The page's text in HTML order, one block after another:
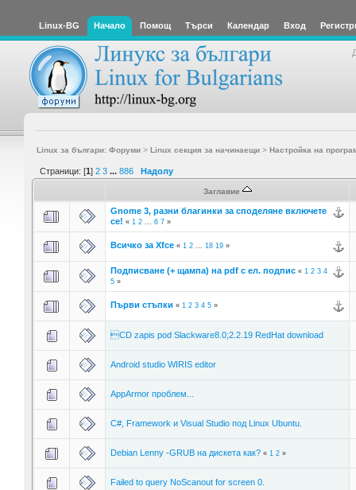
Linux-BG Начало Помощ Търси Календар Вход
Linux за българи: Форуми> Linux секция за начинаещи> Настройка на
Страници: [1] 2 3 ... 886 Надолу
Заглавие
Gnome 3, разни благинки за споделяне включете
се! « 1 2... 6 7»
Всичко за Xfce « 1 2... 18 19»
Подписване (+ щампа) на pdf с ел. подпис « 1 2 3 4
5»
Първи стъпки « 1 2 3 4 5»
CD zapis pod Slackware8.0;2.2.19 RedHat download
Android studio WIRIS editor
AppArmor проблем...
C#, Framework и Visual Studio под Linux Ubuntu.
Debian Lenny -GRUB на дискета как? « 1 2»
Failed to query NoScanout for screen 0.